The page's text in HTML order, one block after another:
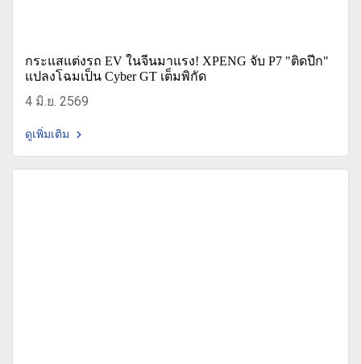
กระแสแต่งรถ EV ในจีนมาแรง! XPENG จับ P7 "ติดปีก"
แปลงโฉมเป็น Cyber GT เต็มพิกัด
4 มิ.ย. 2569
ดูเพิ่มเติม